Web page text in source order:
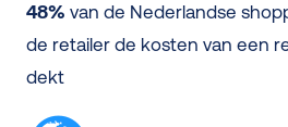
48% van de Nederlandse
de retailer de kosten van een
dekt